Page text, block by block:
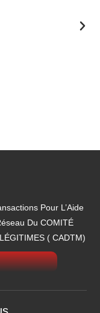
Pour L’Aide
Du COMITÉ
( CADTM)